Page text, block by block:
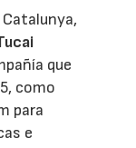
que
como
para
e